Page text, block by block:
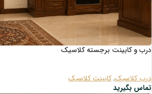
درب و کابینت برجسته کلاسیک
درب کلاسیک,کابینت کلاسیک
تماس بگیرید